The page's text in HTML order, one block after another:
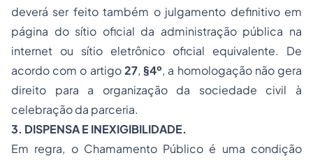
deverá ser feito também o julgamento definitivo em
página do sítio oficial da administração pública na
internet ou sítio eletrônico oficial equivalente. De
acordo com o artigo27, §4º, a homologação não gera
direito para a organização da sociedade civil à
celebração da parceria.
3. DISPENSA E INEXIGIBILIDADE.
Em regra, o Chamamento Público é uma condição